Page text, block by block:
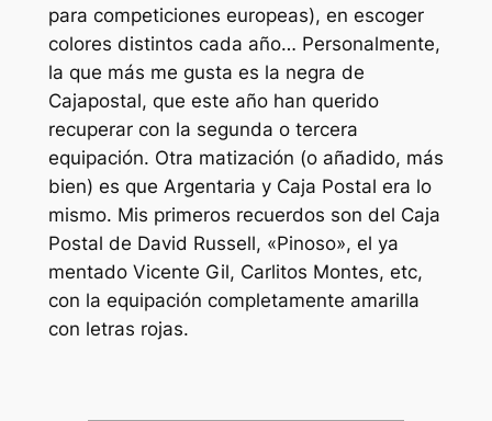
para competiciones europeas), en escoger
colores distintos cada año… Personalmente,
la que más me gusta es la negra de
Cajapostal, que este año han querido
recuperar con la segunda o tercera
equipación. Otra matización (o añadido, más
bien) es que Argentaria y Caja Postal era lo
mismo. Mis primeros recuerdos son del Caja
Postal de David Russell, «Pinoso», el ya
mentado Vicente Gil, Carlitos Montes, etc,
con la equipación completamente amarilla
con letras rojas.